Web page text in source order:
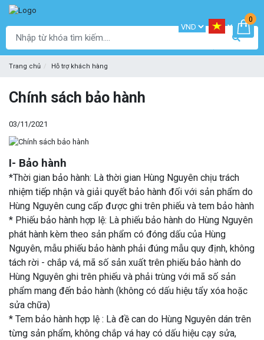
0
Trang chủ Hỗ trợ khách hàng
Chính sách bảo hành
03/11/2021
I- Bảo hành
*Thời gian bảo hành: Là thời gian Hùng Nguyên chịu trách
nhiệm tiếp nhận và giải quyết bảo hành đối với sản phẩm do
Hùng Nguyên cung cấp được ghi trên phiếu và tem bảo hành
* Phiếu bảo hành hợp lệ: Là phiếu bảo hành do Hùng Nguyên
phát hành kèm theo sản phẩm có đóng dấu của Hùng
Nguyên, mẫu phiếu bảo hành phải đúng mẫu quy định, không
tách rời - chắp vá, mã số sản xuất trên phiếu bảo hành do
Hùng Nguyên ghi trên phiếu và phải trùng với mã số sản
phẩm mang đến bảo hành (không có dấu hiệu tẩy xóa hoặc
sửa chữa)
* Tem bảo hành hợp lệ : Là đề can do Hùng Nguyên dán trên
từng sản phẩm, không chắp vá hay có dấu hiệu cạy sửa,